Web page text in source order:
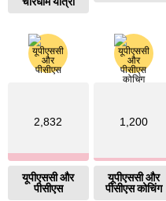
2,832
यूपीएससी और
पीसीएस
1,200
यूपीएससी और
पीसीएस कोचिंग